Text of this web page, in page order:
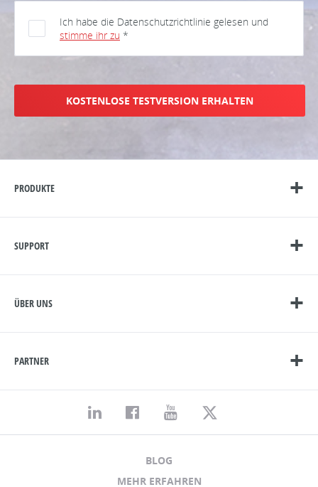
Ich habe die Datenschutzrichtlinie gelesen und
stimme ihr zu *
KOSTENLOSE TESTVERSION ERHALTEN
PRODUKTE
SUPPORT
ÜBER UNS
PARTNER
BLOG
MEHR ERFAHREN